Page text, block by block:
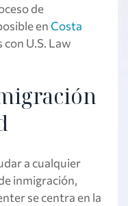
de
enCosta
U.S. Law
a cualquier
inmigración,
se centra en la